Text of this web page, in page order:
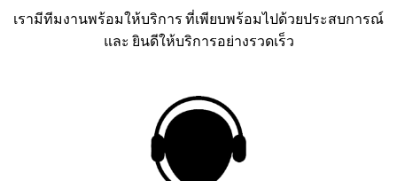
เรามีทีมงานพร้อมให้บริการ ที่เพียบพร้อมไปด้วยประสบการณ์
และ ยินดีให้บริการอย่างรวดเร็ว